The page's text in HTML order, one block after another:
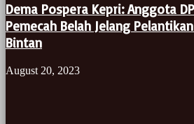
Dema Pospera Kepri: Anggota
Pemecah Belah Jelang
Bintan
August 20, 2023